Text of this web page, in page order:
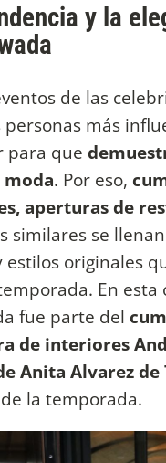
y la
de las
más
para que
moda. Por eso,
aperturas de
similares se
estilos originales
En esta
fue parte del
de interiores
Anita Alvarez de
la temporada.